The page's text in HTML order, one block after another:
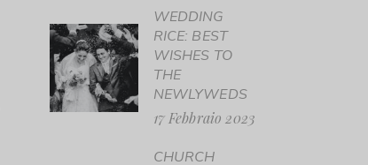
WEDDING
RICE: BEST
WISHES TO
THE
NEWLYWEDS
17 Febbraio 2023
CHURCH